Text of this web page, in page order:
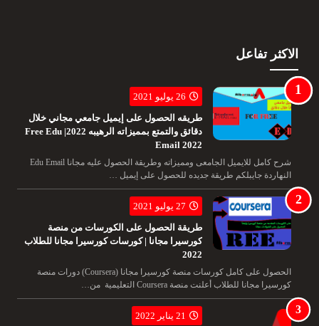
الاكثر تفاعل
26 يوليو 2021
طريقه الحصول على إيميل جامعي مجاني خلال
دقائق والتمتع بمميزاته الرهيبه 2022| Free Edu
Email 2022
شرح كامل للايميل الجامعى ومميزاته وطريقة الحصول عليه مجانا Edu Email
النهاردة جايبلكم طريقة جديده للحصول على إيميل …
27 يوليو 2021
طريقة الحصول على الكورسات من منصة
كورسيرا مجانا | كورسات كورسيرا مجانا للطلاب
2022
الحصول على كامل كورسات منصة كورسيرا مجانا (Coursera) دورات منصة
كورسيرا مجانا للطلاب أعلنت منصة Coursera التعليمية من…
21 يناير 2022